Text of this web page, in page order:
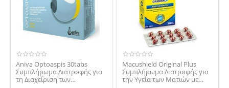
Aniva Optoaspis 30tabs
Συμπλήρωμα Διατροφής για
τη Διαχείριση των
Macushield Original Plus
Συμπλήρωμα Διατροφής για
την Υγεία των Ματιών με